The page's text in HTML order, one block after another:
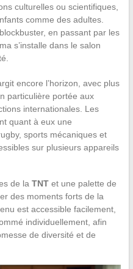
culturelles ou scientifiques,
comme des adultes.
en passant par les
s’installe dans le salon
encore l’horizon, avec plus
particulière portée aux
internationales. Les
quant à eux une
sports mécaniques et
sur plusieurs appareils
de la TNTet une palette de
des moments forts de la
est accessible facilement,
individuellement, afin
de diversité et de